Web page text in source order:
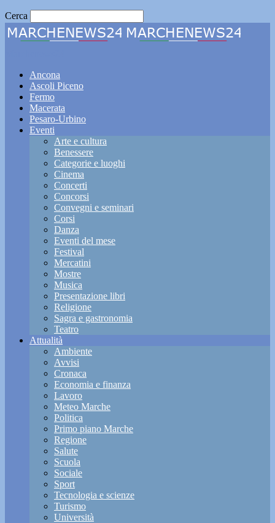
Cerca
Ancona
Ascoli Piceno
Fermo
Macerata
Pesaro-Urbino
Eventi
Arte e cultura
Benessere
Categorie e luoghi
Cinema
Concerti
Concorsi
Convegni e seminari
Corsi
Danza
Eventi del mese
Festival
Mercatini
Mostre
Musica
Presentazione libri
Religione
Sagra e gastronomia
Teatro
Attualità
Ambiente
Avvisi
Cronaca
Economia e finanza
Lavoro
Meteo Marche
Politica
Primo piano Marche
Regione
Salute
Scuola
Sociale
Sport
Tecnologia e scienze
Turismo
Università